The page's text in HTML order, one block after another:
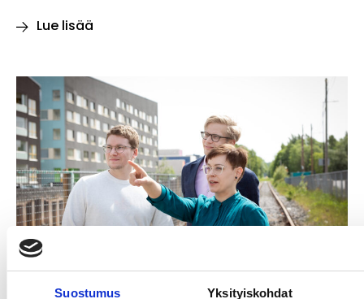
Suostumus Yksityiskohdat
Lue lisää
rakennettaessa
teräs
ja
betoni
aiheuttavat
suurimmat
luontovaikutukset